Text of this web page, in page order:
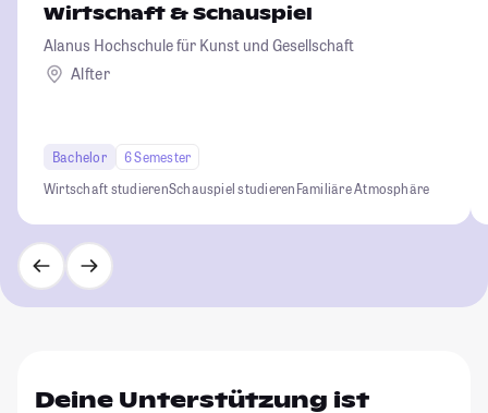
Wirtschaft & Schauspiel
Alanus Hochschule für Kunst und Gesellschaft
Alfter
Bachelor
6 Semester
Wirtschaft studierenSchauspiel studierenFamiliäre Atmosphäre
Deine Unterstützung ist